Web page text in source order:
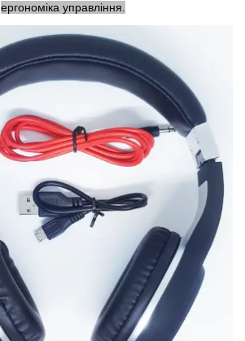
ергономіка управління.